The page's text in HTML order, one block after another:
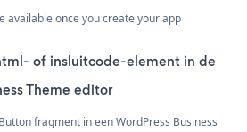
available once you create your app
of insluitcode-element in de
Theme editor
fragment in een WordPress Business